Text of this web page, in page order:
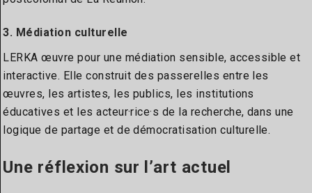
3. Médiation culturelle
LERKA œuvre pour une médiation sensible, accessible et
interactive. Elle construit des passerelles entre les
œuvres, les artistes, les publics, les institutions
éducatives et les acteur·rice·s de la recherche, dans une
logique de partage et de démocratisation culturelle.
Une réflexion sur l’art actuel